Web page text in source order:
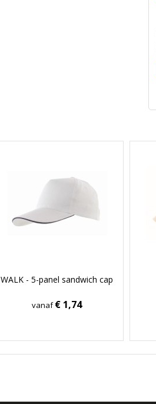
WALK - 5-panel sandwich cap
vanaf€ 1,74